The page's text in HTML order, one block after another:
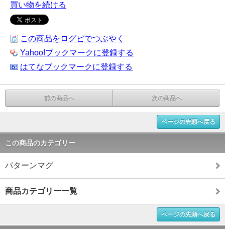
買い物を続ける
この商品をログピでつぶやく
Yahoo!ブックマークに登録する
はてなブックマークに登録する
前の商品へ 次の商品へ
ページの先頭へ戻る
この商品のカテゴリー
パターンマグ
商品カテゴリー一覧
ページの先頭へ戻る